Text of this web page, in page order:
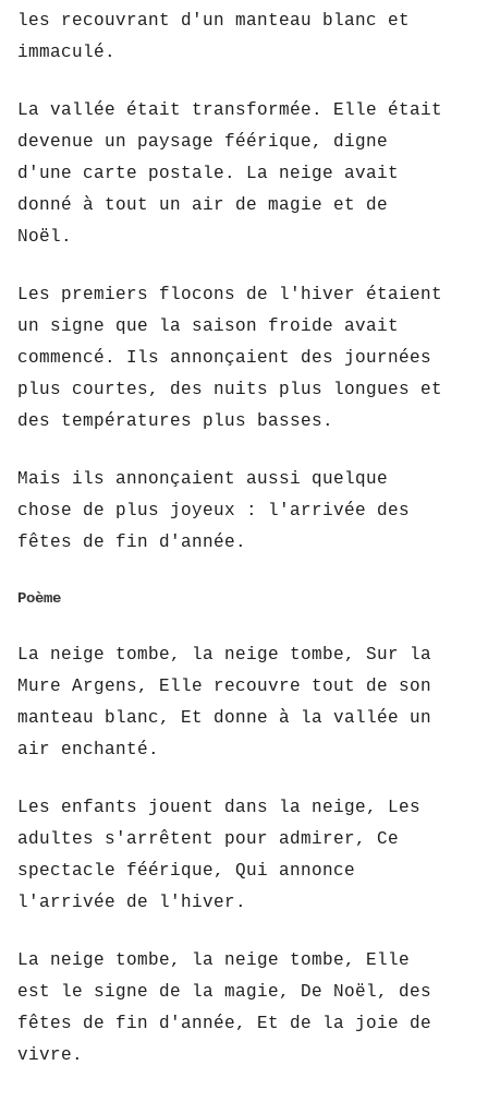
les recouvrant d'un manteau blanc et
immaculé.
La vallée était transformée. Elle était
devenue un paysage féérique, digne
d'une carte postale. La neige avait
donné à tout un air de magie et de
Noël.
Les premiers flocons de l'hiver étaient
un signe que la saison froide avait
commencé. Ils annonçaient des journées
plus courtes, des nuits plus longues et
des températures plus basses.
Mais ils annonçaient aussi quelque
chose de plus joyeux : l'arrivée des
fêtes de fin d'année.
Poème
La neige tombe, la neige tombe, Sur la
Mure Argens, Elle recouvre tout de son
manteau blanc, Et donne à la vallée un
air enchanté.
Les enfants jouent dans la neige, Les
adultes s'arrêtent pour admirer, Ce
spectacle féérique, Qui annonce
l'arrivée de l'hiver.
La neige tombe, la neige tombe, Elle
est le signe de la magie, De Noël, des
fêtes de fin d'année, Et de la joie de
vivre.